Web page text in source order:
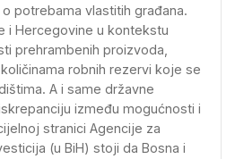
potrebama vlastitih građana.
i Hercegovine u kontekstu
prehrambenih proizvoda,
robnih rezervi koje se
A i same državne
između mogućnosti i
stranici Agencije za
(u BiH) stoji da Bosna i